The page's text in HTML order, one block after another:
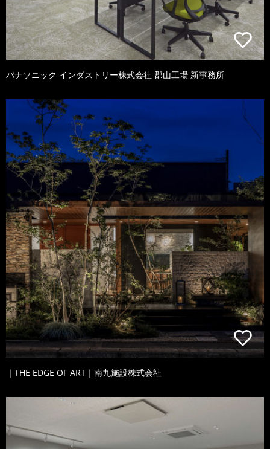
パナソニック インダストリー株式会社 郡山工場 新事務所
｜THE EDGE OF ART｜南九施設株式会社